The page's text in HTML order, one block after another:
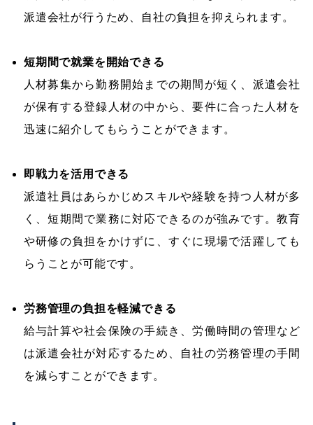
派遣会社が行うため、自社の負担を抑えられます。
短期間で就業を開始できる
人材募集から勤務開始までの期間が短く、派遣会社
が保有する登録人材の中から、要件に合った人材を
迅速に紹介してもらうことができます。
即戦力を活用できる
派遣社員はあらかじめスキルや経験を持つ人材が多
く、短期間で業務に対応できるのが強みです。教育
や研修の負担をかけずに、すぐに現場で活躍しても
らうことが可能です。
労務管理の負担を軽減できる
給与計算や社会保険の手続き、労働時間の管理など
は派遣会社が対応するため、自社の労務管理の手間
を減らすことができます。